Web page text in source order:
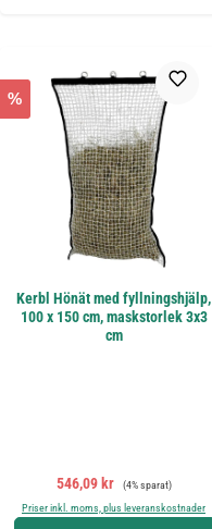
%
Kerbl Hönät med fyllningshjälp,
100 x 150 cm, maskstorlek 3x3
cm
Försäljningspris:
546,09 kr Ordinarie pris:
(4% sparat)
Priser inkl. moms, plus leveranskostnader